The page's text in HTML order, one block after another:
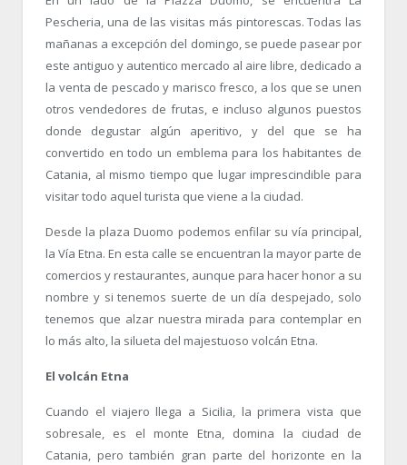
Pescheria, una de las visitas más pintorescas. Todas las
mañanas a excepción del domingo, se puede pasear por
este antiguo y autentico mercado al aire libre, dedicado a
la venta de pescado y marisco fresco, a los que se unen
otros vendedores de frutas, e incluso algunos puestos
donde degustar algún aperitivo, y del que se ha
convertido en todo un emblema para los habitantes de
Catania, al mismo tiempo que lugar imprescindible para
visitar todo aquel turista que viene a la ciudad.
Desde la plaza Duomo podemos enfilar su vía principal,
la Vía Etna. En esta calle se encuentran la mayor parte de
comercios y restaurantes, aunque para hacer honor a su
nombre y si tenemos suerte de un día despejado, solo
tenemos que alzar nuestra mirada para contemplar en
lo más alto, la silueta del majestuoso volcán Etna.
El volcán Etna
Cuando el viajero llega a Sicilia, la primera vista que
sobresale, es el monte Etna, domina la ciudad de
Catania, pero también gran parte del horizonte en la